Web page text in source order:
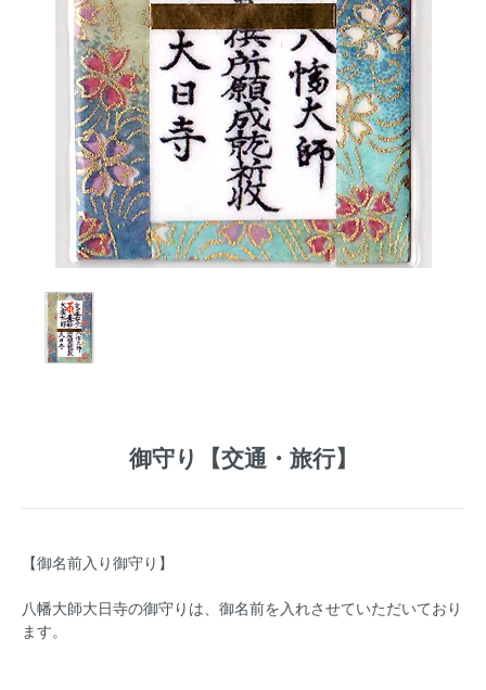
御守り【交通・旅行】
【御名前入り御守り】
八幡大師大日寺の御守りは、御名前を入れさせていただいており
ます。